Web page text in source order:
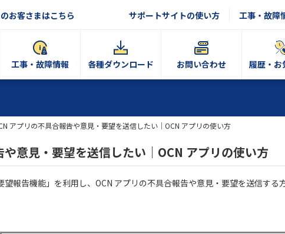
お客さまはこちら サポートサイトの使い方 工事・故障
工事・故障情報 各種ダウンロード お問い合わせ 履歴・お
アプリの不具合報告や意見・要望を送信したい｜OCN アプリの使い方
意見・要望を送信したい｜OCN アプリの使い方
望報告機能」を利用し、OCN アプリの不具合報告や意見・要望を送信する